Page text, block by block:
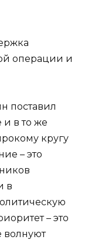
операции и
поставил
в то же
кругу
– это
в
– это
волнуют